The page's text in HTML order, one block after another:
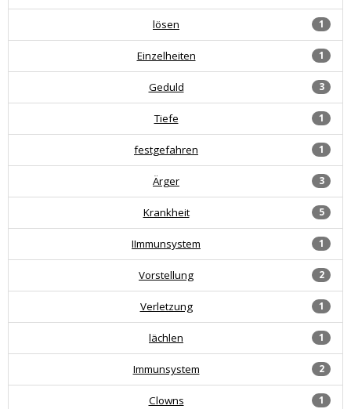
1
lösen
1
Einzelheiten
3
Geduld
1
Tiefe
1
festgefahren
3
Ärger
5
Krankheit
1
IImmunsystem
2
Vorstellung
1
Verletzung
1
lächlen
2
Immunsystem
1
Clowns